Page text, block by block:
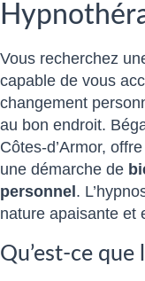
Vous recherchez
capable de vous
changement
au bon endroit.
Côtes-d’Armor,
une démarche de
personnel .
nature apaisante et
Qu’est-ce que